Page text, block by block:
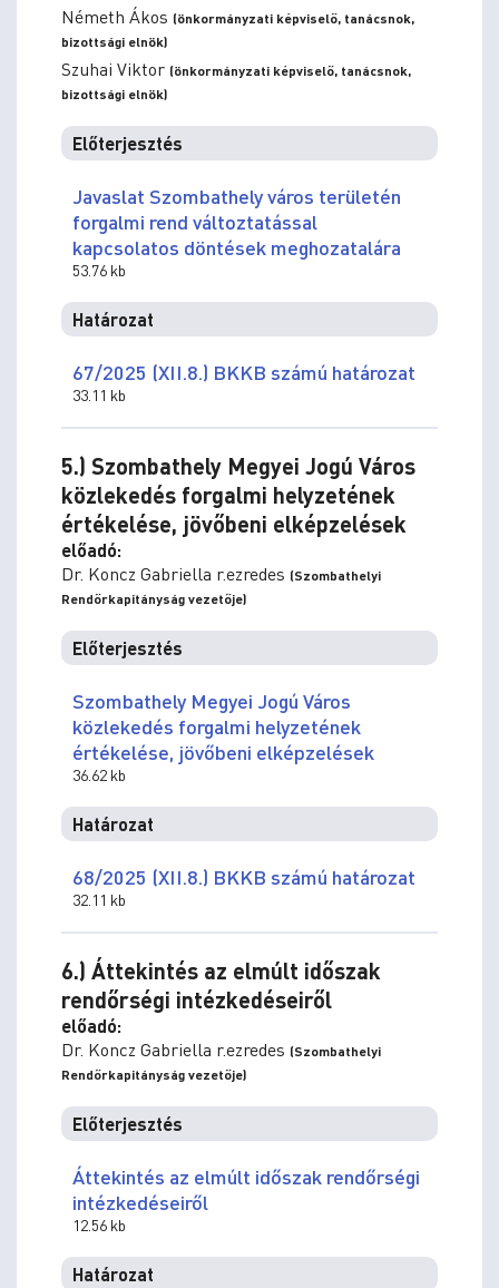
Németh Ákos (önkormányzati képviselő, tanácsnok,
bizottsági elnök)
Szuhai Viktor (önkormányzati képviselő, tanácsnok,
bizottsági elnök)
Előterjesztés
Javaslat Szombathely város területén
forgalmi rend változtatással
kapcsolatos döntések meghozatalára
53.76 kb
Határozat
67/2025 (XII.8.) BKKB számú határozat
33.11 kb
5.) Szombathely Megyei Jogú Város
közlekedés forgalmi helyzetének
értékelése, jövőbeni elképzelések
előadó:
Dr. Koncz Gabriella r.ezredes (Szombathelyi
Rendőrkapitányság vezetője)
Előterjesztés
Szombathely Megyei Jogú Város
közlekedés forgalmi helyzetének
értékelése, jövőbeni elképzelések
36.62 kb
Határozat
68/2025 (XII.8.) BKKB számú határozat
32.11 kb
6.) Áttekintés az elmúlt időszak
rendőrségi intézkedéseiről
előadó:
Dr. Koncz Gabriella r.ezredes (Szombathelyi
Rendőrkapitányság vezetője)
Előterjesztés
Áttekintés az elmúlt időszak rendőrségi
intézkedéseiről
12.56 kb
Határozat